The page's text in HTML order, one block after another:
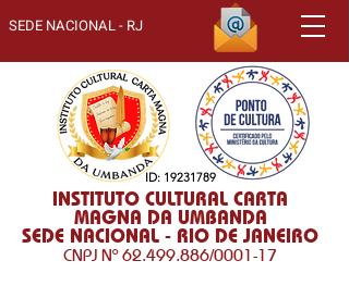
SEDE NACIONAL - RJ
INSTITUTO CULTURAL CARTA
MAGNA DA UMBANDA
SEDE NACIONAL - RIO DE JANEIRO
CNPJ Nº62.499.886/0001-17
ID: 19231789